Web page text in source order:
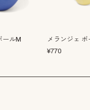
ールM
メランジェ
¥770